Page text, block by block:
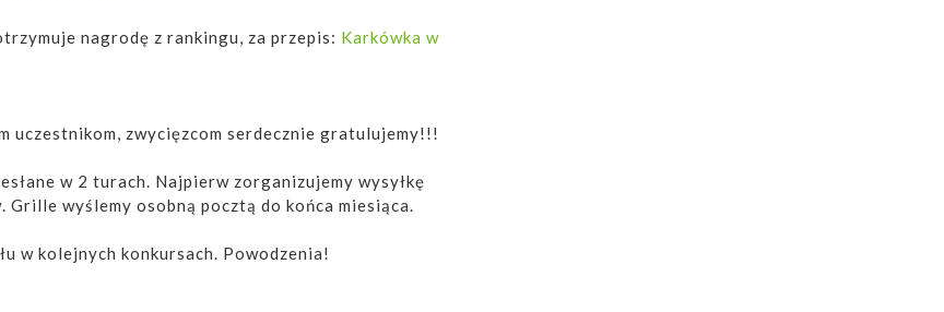
nagrodę z rankingu, za przepis: Karkówka w
uczestnikom, zwycięzcom serdecznie gratulujemy!!!
w 2 turach. Najpierw zorganizujemy wysyłkę
wyślemy osobną pocztą do końca miesiąca.
w kolejnych konkursach. Powodzenia!